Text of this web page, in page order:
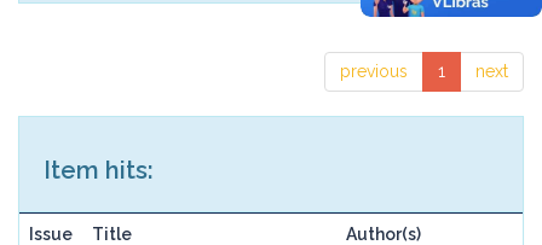
previous 1 next
Item hits:
Issue
Title Author(s)